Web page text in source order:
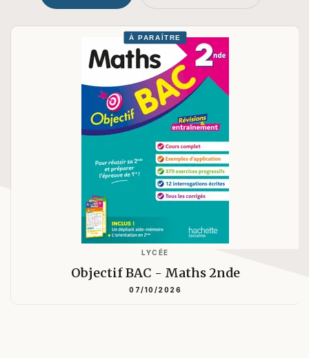
À PARAÎTRE
LYCÉE
Objectif BAC - Maths 2nde
07/10/2026